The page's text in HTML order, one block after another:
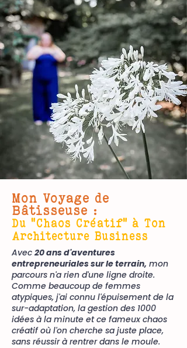
Mon Voyage de
Bâtisseuse :
Du "Chaos Créatif" à Ton
Architecture Business
Avec 20 ans d'aventures
entrepreneuriales sur le terrain, mon
parcours n'a rien d'une ligne droite.
Comme beaucoup de femmes
atypiques, j'ai connu l'épuisement de la
sur-adaptation, la gestion des 1000
idées à la minute et ce fameux chaos
créatif où l'on cherche sa juste place,
sans réussir à rentrer dans le moule.